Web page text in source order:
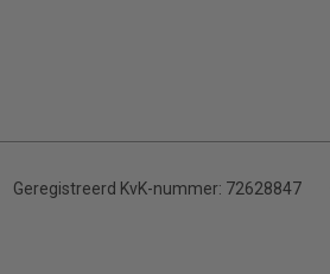
Geregistreerd KvK-nummer: 72628847